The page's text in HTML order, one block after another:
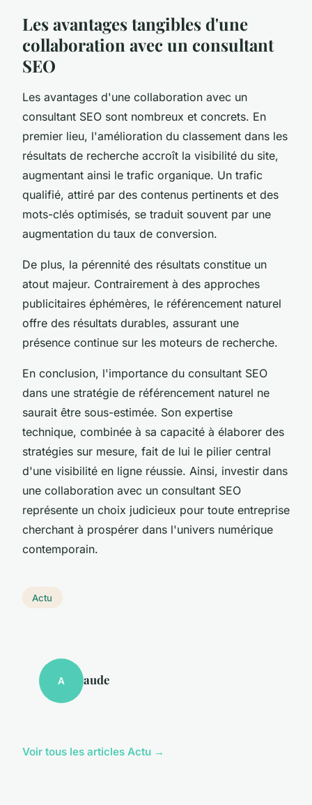
Les avantages tangibles d'une
collaboration avec un consultant
SEO
Les avantages d'une collaboration avec un
consultant SEO sont nombreux et concrets. En
premier lieu, l'amélioration du classement dans les
résultats de recherche accroît la visibilité du site,
augmentant ainsi le trafic organique. Un trafic
qualifié, attiré par des contenus pertinents et des
mots-clés optimisés, se traduit souvent par une
augmentation du taux de conversion.
De plus, la pérennité des résultats constitue un
atout majeur. Contrairement à des approches
publicitaires éphémères, le référencement naturel
offre des résultats durables, assurant une
présence continue sur les moteurs de recherche.
En conclusion, l'importance du consultant SEO
dans une stratégie de référencement naturel ne
saurait être sous-estimée. Son expertise
technique, combinée à sa capacité à élaborer des
stratégies sur mesure, fait de lui le pilier central
d'une visibilité en ligne réussie. Ainsi, investir dans
une collaboration avec un consultant SEO
représente un choix judicieux pour toute entreprise
cherchant à prospérer dans l'univers numérique
contemporain.
Actu
A aude
Voir tous les articles Actu →